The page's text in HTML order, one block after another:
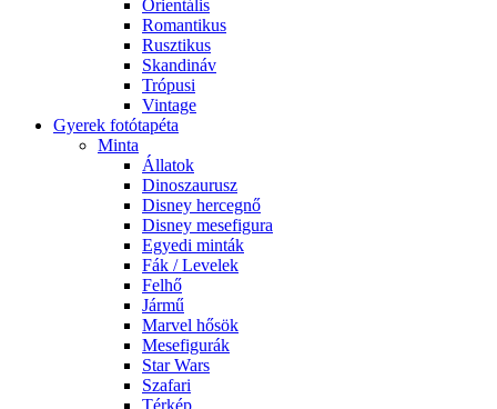
Orientális
Romantikus
Rusztikus
Skandináv
Trópusi
Vintage
Gyerek fotótapéta
Minta
Állatok
Dinoszaurusz
Disney hercegnő
Disney mesefigura
Egyedi minták
Fák / Levelek
Felhő
Jármű
Marvel hősök
Mesefigurák
Star Wars
Szafari
Térkép